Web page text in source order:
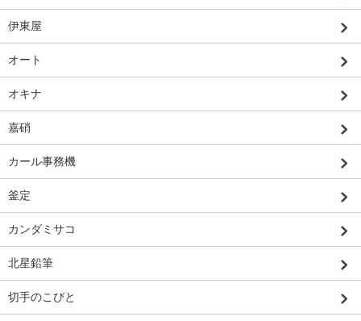
伊東屋
オート
オキナ
嘉硝
カール事務機
釜定
カンダミサコ
北星鉛筆
切手のこびと